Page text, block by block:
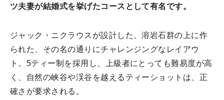
ツ夫妻が結婚式を挙げたコースとして有名です。
ジャック・ニクラウスが設計した、溶岩石群の上に作
られた、その名の通りにチャレンジングなレイアウ
ト。5ティー制を採用し、上級者にとっても難易度が高
く、自然の峡谷や渓谷を越えるティーショットは、正
確さが要求される。